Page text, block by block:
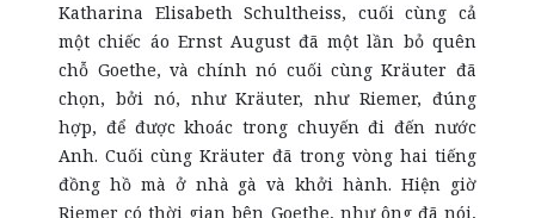
Katharina Elisabeth Schultheiss, cuối cùng cả
một chiếc áo Ernst August đã một lần bỏ quên
chỗ Goethe, và chính nó cuối cùng Kräuter đã
chọn, bởi nó, như Kräuter, như Riemer, đúng
hợp, để được khoác trong chuyến đi đến nước
Anh. Cuối cùng Kräuter đã trong vòng hai tiếng
đồng hồ mà ở nhà gà và khởi hành. Hiện giờ
Riemer có thời gian bên Goethe, như ông đã nói,